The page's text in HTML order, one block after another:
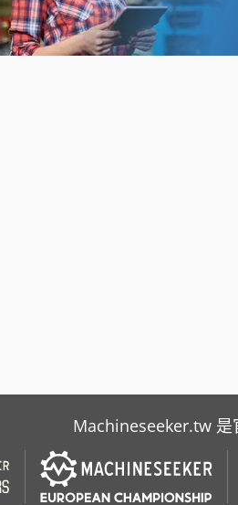
Machineseeker.tw 是